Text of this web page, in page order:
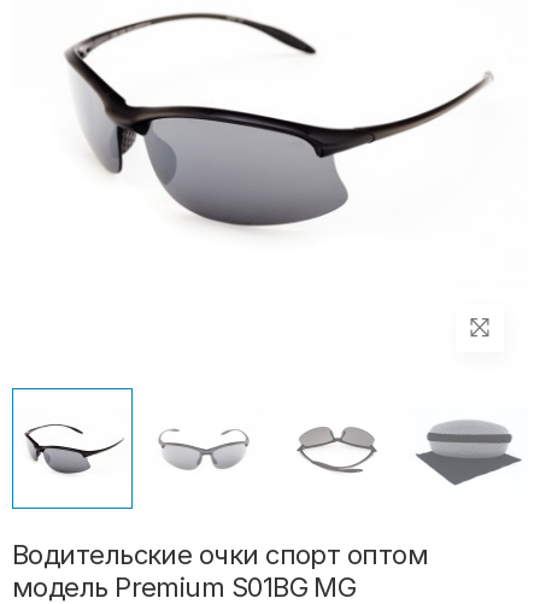
Водительские очки спорт оптом
модель Premium S01BG MG